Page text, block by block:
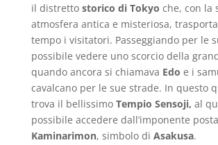
il distretto storico di Tokyo che, con la
atmosfera antica e misteriosa,
tempo i visitatori. Passeggiando per le
possibile vedere uno scorcio della
quando ancora si chiamava Edo e i
cavalcano per le sue strade. In questo
trova il bellissimo Tempio Sensoji, al
possibile accedere dall’imponente
Kaminarimon, simbolo di Asakusa.